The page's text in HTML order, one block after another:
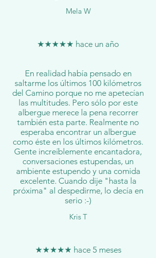
Mela W
★★★★★ hace un año
En realidad había pensado en
saltarme los últimos 100 kilómetros
del Camino porque no me apetecían
las multitudes. Pero sólo por este
albergue merece la pena recorrer
también esta parte. Realmente no
esperaba encontrar un albergue
como éste en los últimos kilómetros.
Gente increíblemente encantadora,
conversaciones estupendas, un
ambiente estupendo y una comida
excelente. Cuando dije "hasta la
próxima" al despedirme, lo decía en
serio :-)
Kris T
★★★★★ hace 5 meses